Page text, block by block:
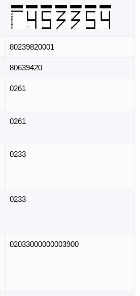
80239820001
80639420
0261
0261
0233
0233
02033000000003900